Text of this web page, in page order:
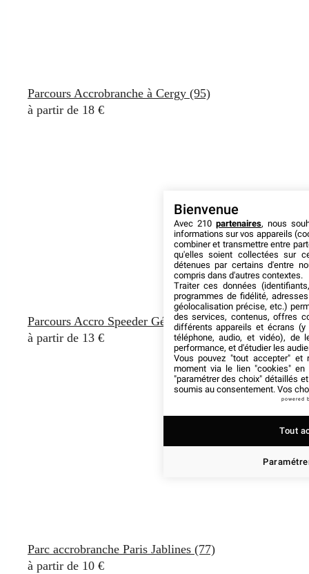
Parcours Accrobranche à Cergy (95)
à partir de 18 €
Parcours Accro Speeder Géant à Cergy (95)
à partir de 13 €
Parc accrobranche Paris Jablines (77)
à partir de 10 €
Bienvenue
Avec 210 partenaires, nous
informations sur vos appareils
combiner et transmettre entre
qu'elles soient collectées sur
détenues par certains d'entre
compris dans d'autres contextes.
Traiter ces données
programmes de fidélité,
géolocalisation précise, etc.)
des services, contenus, offres
différents appareils et écrans (y
téléphone, audio, et vidéo), de
performance, et d'étudier les
Vous pouvez "tout accepter" et
moment via le lien "cookies" en
"paramétrer des choix" détaillés
soumis au consentement. Vos
powered
Tout